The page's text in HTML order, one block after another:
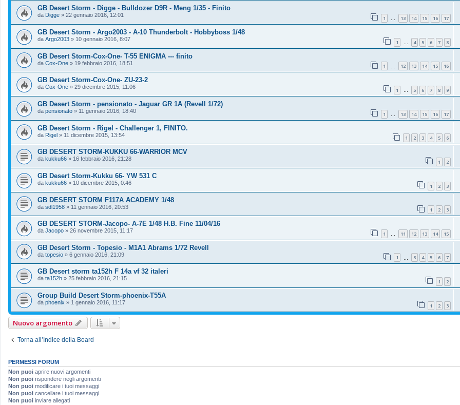
GB Desert Storm - Digge - Bulldozer D9R - Meng 1/35 - Finito
da Digge » 22 gennaio 2016, 12:01 1 … 13 14 15 16 17
GB Desert Storm - Argo2003 - A-10 Thunderbolt - Hobbyboss 1/48
da Argo2003 » 10 gennaio 2016, 8:07 1 … 4 5 6 7 8
GB Desert Storm-Cox-One- T-55 ENIGMA --- finito
da Cox-One » 19 febbraio 2016, 18:51 1 12 13 14 15 16
GB Desert Storm-Cox-One- ZU-23-2
da Cox-One » 29 dicembre 2015, 11:06 1 … 5 6 7 8 9
GB Desert Storm - pensionato - Jaguar GR 1A (Revell 1/72)
da pensionato » 11 gennaio 2016, 18:40 1 … 13 14 15 16 17
GB Desert Storm - Rigel - Challenger 1, FINITO.
da Rigel » 11 dicembre 2015, 13:54 1 2 3 4 5 6
GB DESERT STORM-KUKKU 66-WARRIOR MCV
da kukku66 » 16 febbraio 2016, 21:28 1 2
GB Desert Storm-Kukku 66- YW 531 C
da kukku66 » 10 dicembre 2015, 0:46 1 2 3
GB DESERT STORM F117A ACADEMY 1/48
da sdl1958 » 11 gennaio 2016, 20:53 1 2 3
GB DESERT STORM-Jacopo- A-7E 1/48 H.B. Fine 11/04/16
da Jacopo » 26 novembre 2015, 11:17 1 … 11 12 13 14 15
GB Desert Storm - Topesio - M1A1 Abrams 1/72 Revell
da topesio » 6 gennaio 2016, 21:09 1 3 4 5 6 7
GB Desert storm ta152h F 14a vf 32 italeri
da ta152h » 25 febbraio 2016, 21:15 1 2
Group Build Desert Storm-phoenix-T55A
da phoenix » 1 gennaio 2016, 11:17 1 2 3
Nuovo argomento
Torna all’Indice della Board
PERMESSI FORUM
Non puoi aprire nuovi argomenti
Non puoi rispondere negli argomenti
Non puoi modificare i tuoi messaggi
Non puoi cancellare i tuoi messaggi
Non puoi inviare allegati